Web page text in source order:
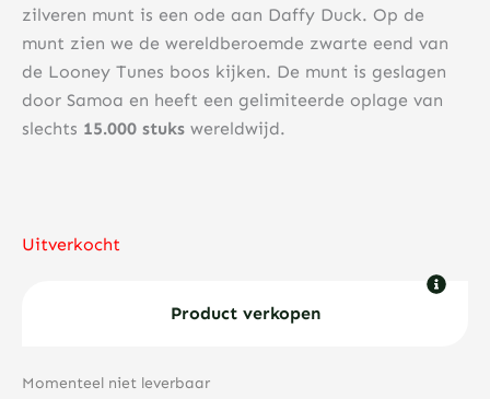
zilveren munt is een ode aan Daffy Duck. Op de
munt zien we de wereldberoemde zwarte eend van
de Looney Tunes boos kijken. De munt is geslagen
door Samoa en heeft een gelimiteerde oplage van
slechts 15.000 stuks wereldwijd.
Uitverkocht
Product verkopen
Momenteel niet leverbaar